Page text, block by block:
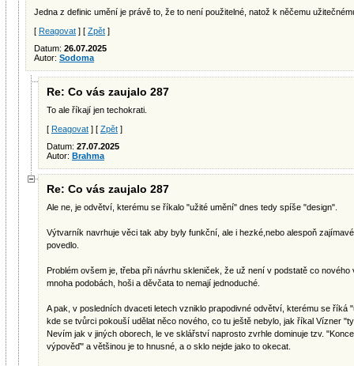
Jedna z definic umění je právě to, že to není použitelné, natož k něčemu
[ Reagovat ] [ Zpět ]
Datum: 26.07.2025
Autor: Sodoma
Re: Co vás zaujalo 287
To ale říkají jen techokrati.
[ Reagovat ] [ Zpět ]
Datum: 27.07.2025
Autor: Brahma
Re: Co vás zaujalo 287
Ale ne, je odvětví, kterému se říkalo "užité umění" dnes tedy spíše "design".
Výtvarník navrhuje věci tak aby byly funkční, ale i hezké,nebo alespoň
povedlo.
Problém ovšem je, třeba při návrhu skleniček, že už není v podstatě co
mnoha podobách, hoši a děvčata to nemají jednoduché.
A pak, v posledních dvaceti letech vzniklo prapodivné odvětví, kterému se říká
kde se tvůrci pokouší udělat něco nového, co tu ještě nebylo, jak říkal Vízner
Nevím jak v jiných oborech, le ve sklářství naprosto zvrhle dominuje tzv.
výpověď" a většinou je to hnusné, a o sklo nejde jako to okecat.